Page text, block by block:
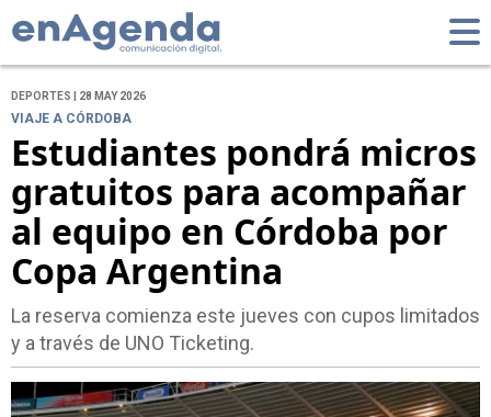
DEPORTES | 28 MAY 2026
VIAJE A CÓRDOBA
Estudiantes pondrá micros
gratuitos para acompañar
al equipo en Córdoba por
Copa Argentina
La reserva comienza este jueves con cupos limitados
y a través de UNO Ticketing.